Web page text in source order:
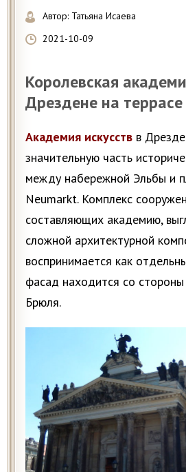
Автор: Татьяна Исаева
2021-10-09
Королевская
Дрездене на
Академия искусств в
значительную часть
между набережной Эльбы и
Neumarkt. Комплекс
составляющих академию,
сложной архитектурной
воспринимается как
фасад находится со
Брюля.